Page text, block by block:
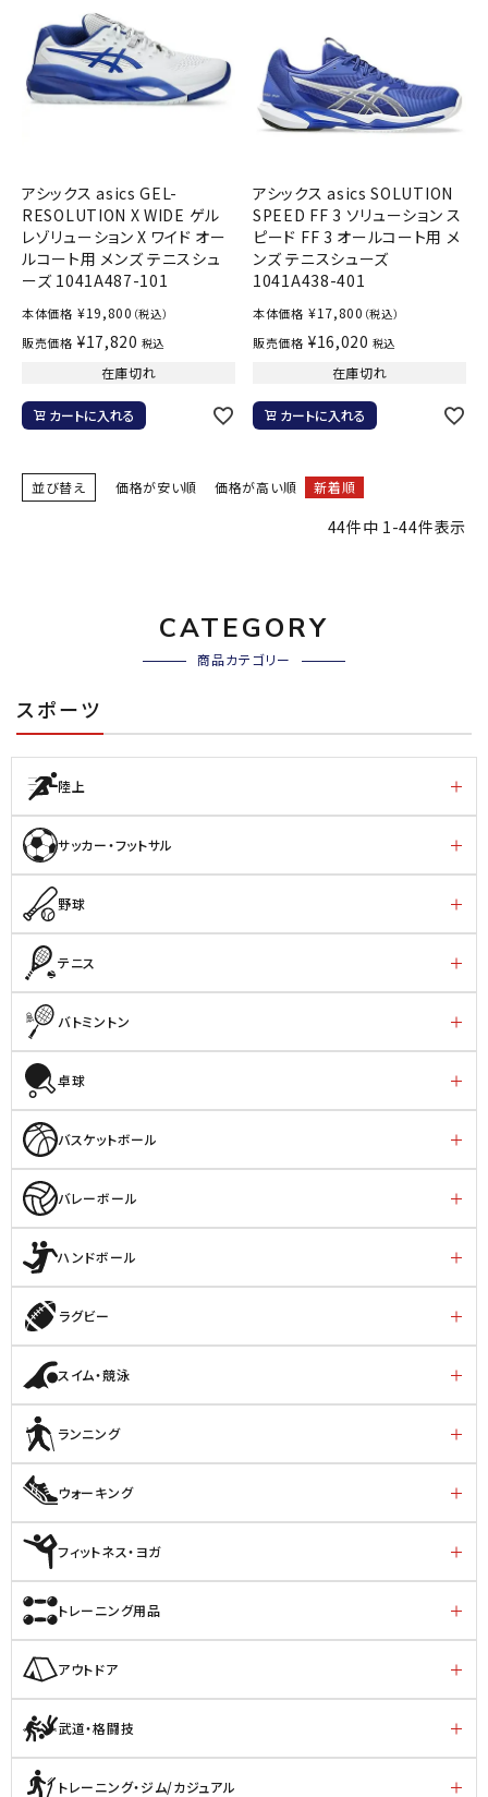
アシックス asics GEL-
RESOLUTION X WIDE ゲル
レゾリューション X ワイド オー
ルコート用 メンズ テニスシュ
ーズ 1041A487-101
本体価格 ¥19,800 （税込）
販売価格 ¥17,820 税込
在庫切れ
カートに入れる
アシックス asics SOLUTION
SPEED FF 3 ソリューション ス
ピード FF 3 オールコート用 メ
ンズ テニスシューズ
1041A438-401
本体価格 ¥17,800 （税込）
販売価格 ¥16,020 税込
在庫切れ
カートに入れる
並び替え 価格が安い順 価格が高い順 新着順
44件中 1-44件表示
CATEGORY
商品カテゴリー
スポーツ
陸上
サッカー・フットサル
野球
テニス
バトミントン
卓球
バスケットボール
バレーボール
ハンドボール
ラグビー
スイム・競泳
ランニング
ウォーキング
フィットネス・ヨガ
トレーニング用品
アウトドア
武道・格闘技
トレーニング・ジム/カジュアル